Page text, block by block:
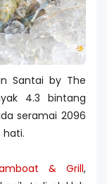
Santai by The
4.3 bintang
seramai 2096
hati.
& Grill,